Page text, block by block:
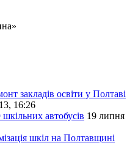
закладів освіти у Полтаві
16:26
автобусів 19 липня
шкіл на Полтавщині